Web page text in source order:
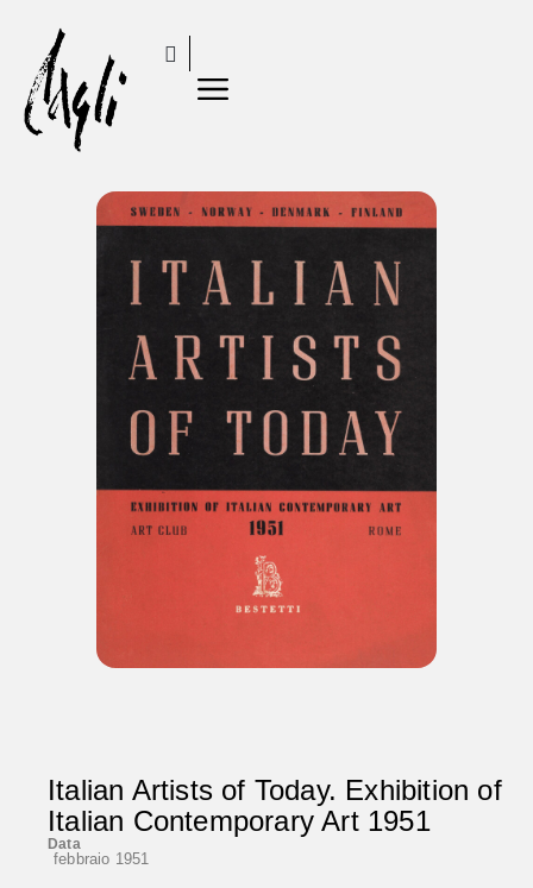
Italian Artists of Today. Exhibition of
Italian Contemporary Art 1951
Data
febbraio 1951